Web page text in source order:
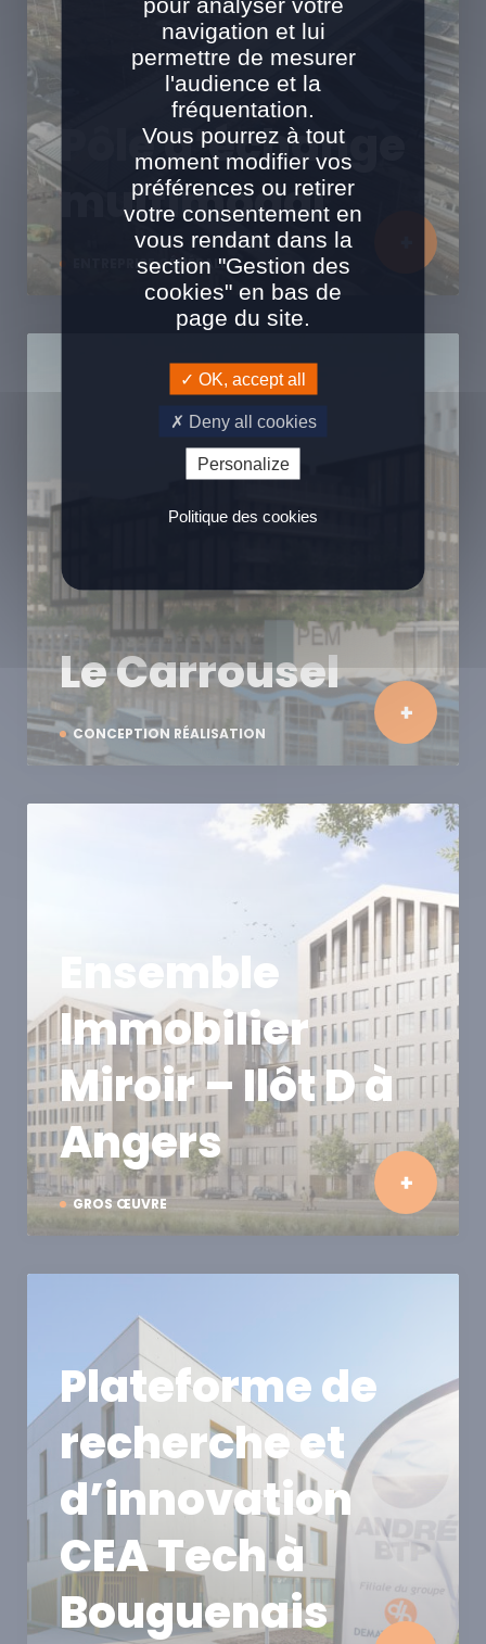
ENTREPRISE GÉNÉRALE
Pôle d’échange
multimodal
CONCEPTION RÉALISATION
Le Carrousel
GROS ŒUVRE
Ensemble
Immobilier
Miroir – Ilôt D à
Angers
Plateforme de
recherche et
d’innovation
CEA Tech à
Bouguenais
navigation et lui
permettre de mesurer
l'audience et la
fréquentation.
Vous pourrez à tout
moment modifier vos
préférences ou retirer
votre consentement en
vous rendant dans la
section "Gestion des
cookies" en bas de
page du site.
OK, accept all
Deny all cookies
Personalize
Politique des cookies